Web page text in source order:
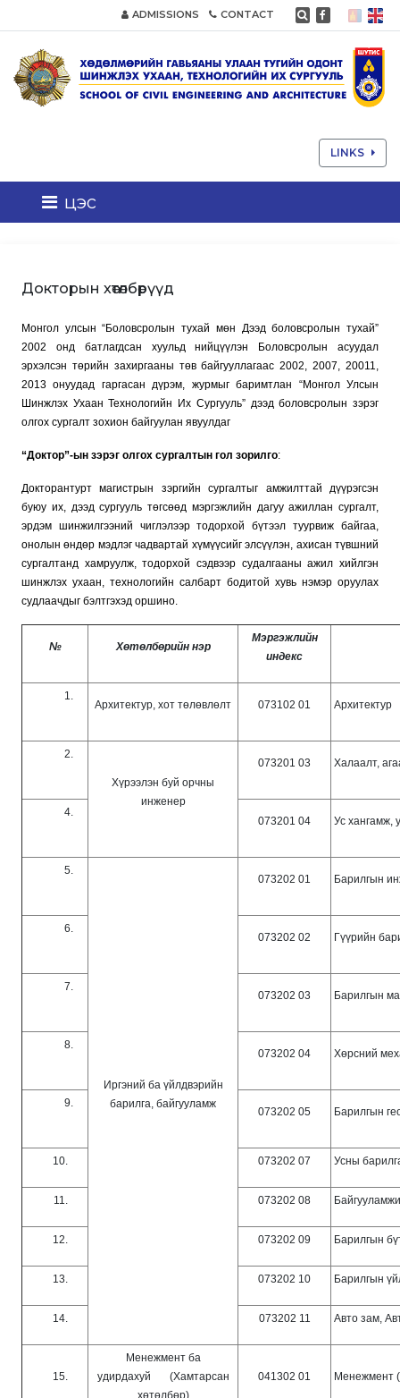
ADMISSIONS CONTACT
LINKS
цэс
Докторын хөтөлбөрүүд
Монгол улсын “Боловсролын тухай мөн Дээд боловсролын тухай”
2002 онд батлагдсан хуульд нийцүүлэн Боловсролын асуудал
эрхэлсэн төрийн захиргааны төв байгууллагаас 2002, 2007, 20011,
2013 онуудад гаргасан дүрэм, журмыг баримтлан “Монгол Улсын
Шинжлэх Ухаан Технологийн Их Сургууль” дээд боловсролын зэрэг
олгох сургалт зохион байгуулан явуулдаг
“Доктор”-ын зэрэг олгох сургалтын гол зорилго:
Докторантурт магистрын зэргийн сургалтыг амжилттай дүүрэгсэн
буюу их, дээд сургууль төгсөөд мэргэжлийн дагуу ажиллан сургалт,
эрдэм шинжилгээний чиглэлээр тодорхой бүтээл туурвиж байгаа,
онолын өндөр мэдлэг чадвартай хүмүүсийг элсүүлэн, ахисан түвшний
сургалтанд хамруулж, тодорхой сэдвээр судалгааны ажил хийлгэн
шинжлэх ухаан, технологийн салбарт бодитой хувь нэмэр оруулах
судлаачдыг бэлтгэхэд оршино.
№ Хөтөлбөрийн нэр
Мэргэжлийн
индекс
1.
Архитектур, хот төлөвлөлт 073102 01 Архитектур
2.
Хүрээлэн буй орчны
инженер
073201 03 Халаалт,
4.
073201 04 Ус хангамж,
5.
Иргэний ба үйлдвэрийн
барилга, байгууламж
073202 01 Барилгын
6.
073202 02 Гүүрийн
7.
073202 03 Барилгын
8.
073202 04 Хөрсний
9.
073202 05 Барилгын
10. 073202 07 Усны
11. 073202 08
12. 073202 09 Барилгын
13. 073202 10 Барилгын
14. 073202 11 Авто зам,
15.
Менежмент ба
удирдахуй (Хамтарсан
хөтөлбөр)
041302 01 Менежмент